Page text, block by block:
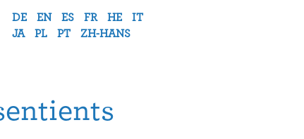
DE EN ES FR HE
IT
JA
PL PT ZH-HANS